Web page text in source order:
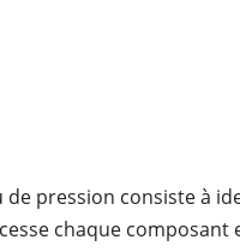
pression consiste à
chaque